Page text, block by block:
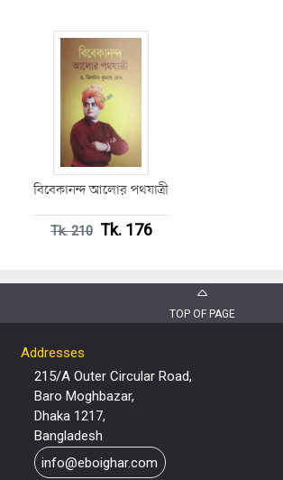
বিবেকানন্দ আলোর পথযাত্রী
Tk. 210Tk. 176
TOP OF PAGE
Addresses
215/A Outer Circular Road,
Baro Moghbazar,
Dhaka 1217,
Bangladesh
info@eboighar.com